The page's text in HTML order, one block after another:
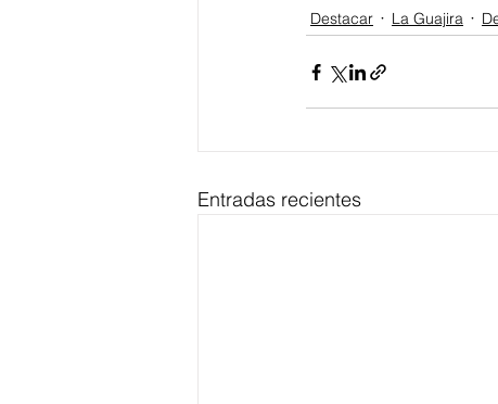
Destacar
La Guajira
Entradas recientes